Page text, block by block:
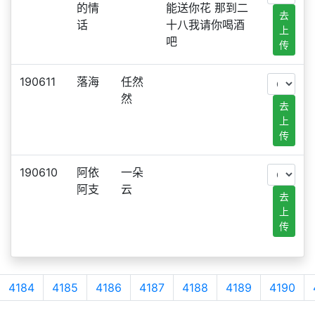
的情
话
能送你花 那到二
十八我请你喝酒
吧
去
上
传
190611 落海
任然
然
去
上
传
190610
阿依
阿支
一朵
云
去
上
传
4184 4185 4186 4187 4188 4189 4190